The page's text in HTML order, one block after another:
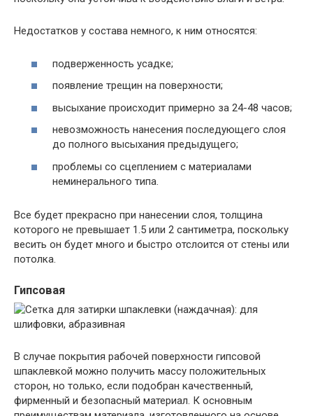
Недостатков у состава немного, к ним относятся:
подверженность усадке;
появление трещин на поверхности;
высыхание происходит примерно за 24-48 часов;
невозможность нанесения последующего слоя
до полного высыхания предыдущего;
проблемы со сцеплением с материалами
неминерального типа.
Все будет прекрасно при нанесении слоя, толщина
которого не превышает 1.5 или 2 сантиметра, поскольку
весить он будет много и быстро отслоится от стены или
потолка.
Гипсовая
В случае покрытия рабочей поверхности гипсовой
шпаклевкой можно получить массу положительных
сторон, но только, если подобран качественный,
фирменный и безопасный материал. К основным